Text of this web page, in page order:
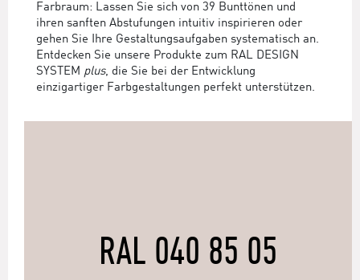
Farbraum: Lassen Sie sich von 39 Bunttönen und
ihren sanften Abstufungen intuitiv inspirieren oder
gehen Sie Ihre Gestaltungsaufgaben systematisch an.
Entdecken Sie unsere Produkte zum RAL DESIGN
SYSTEM plus, die Sie bei der Entwicklung
einzigartiger Farbgestaltungen perfekt unterstützen.
RAL 040 85 05